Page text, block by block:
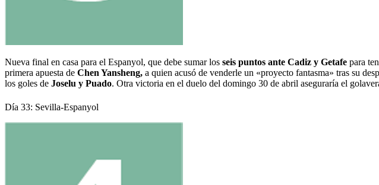
Nueva final en casa para el Espanyol, que debe sumar los seis puntos ante Cadiz y Getafe para
primera apuesta de Chen Yansheng, a quien acusó de venderle un «proyecto fantasma» tras su
los goles de Joselu y Puado. Otra victoria en el duelo del domingo 30 de abril aseguraría el
Día 33: Sevilla-Espanyol